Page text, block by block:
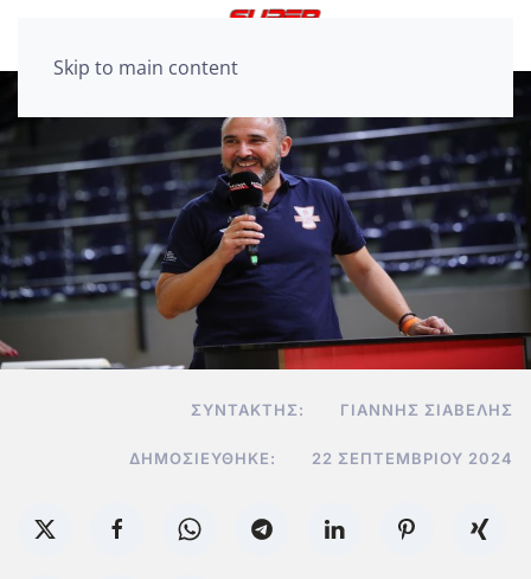
Skip to main content
ΣΥΝΤΆΚΤΗΣ: ΓΙΆΝΝΗΣ ΣΙΑΒΕΛΉΣ
ΔΗΜΟΣΙΕΎΘΗΚΕ: 22 ΣΕΠΤΕΜΒΡΊΟΥ 2024